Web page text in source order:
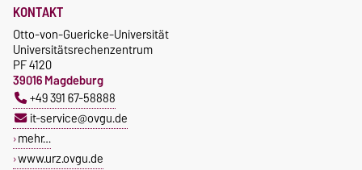
KONTAKT
Otto-von-Guericke-Universität
Universitätsrechenzentrum
PF 4120
39016 Magdeburg
+49 391 67-58888
it-service@ovgu.de
mehr…
www.urz.ovgu.de